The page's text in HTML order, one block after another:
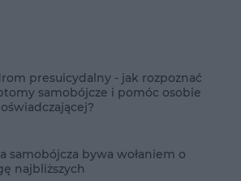
presuicydalny - jak rozpoznać
samobójcze i pomóc osobie
samobójcza bywa wołaniem o
najbliższych